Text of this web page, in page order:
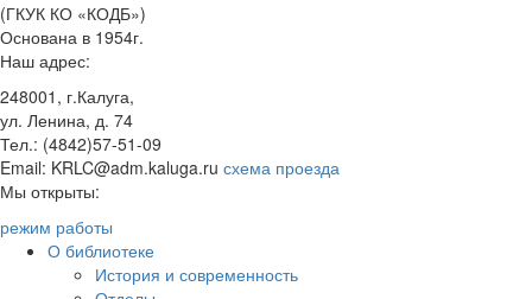
(ГКУК КО «КОДБ»)
Основана в 1954г.
Наш адрес:
248001, г.Калуга,
ул. Ленина, д. 74
Тел.: (4842)57-51-09
Email: KRLC@adm.kaluga.ru схема проезда
Мы открыты:
режим работы
О библиотеке
История и современность